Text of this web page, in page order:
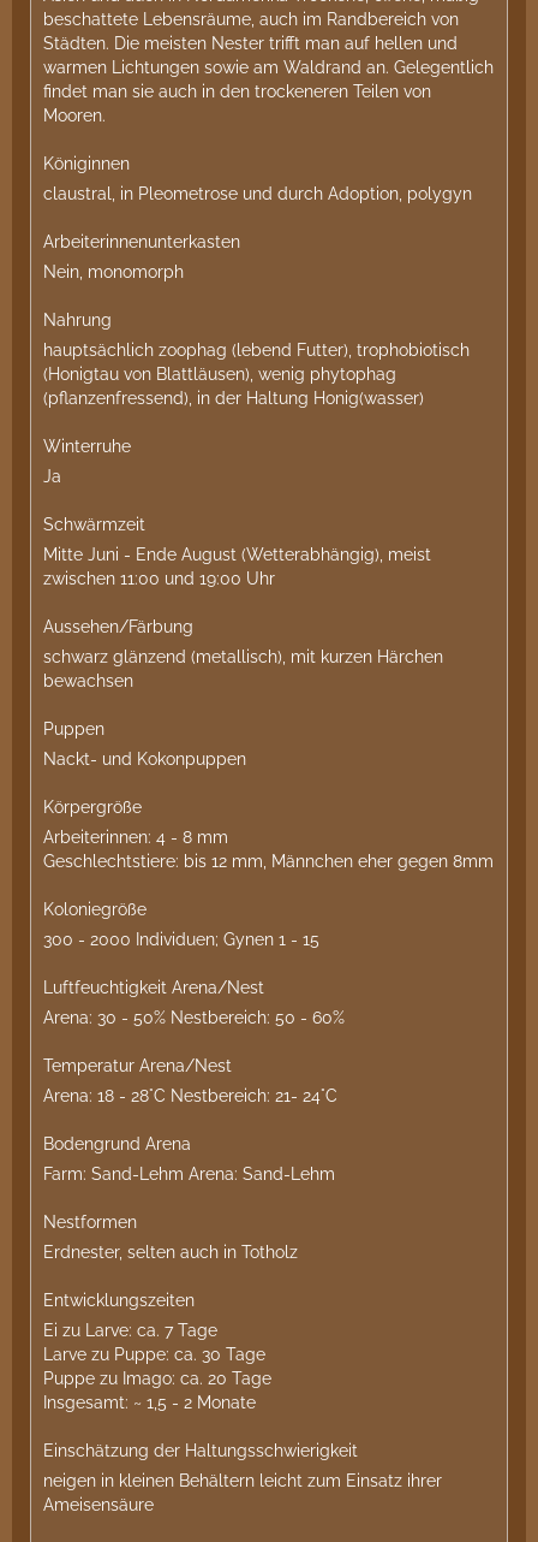
beschattete Lebensräume, auch im Randbereich von
Städten. Die meisten Nester trifft man auf hellen und
warmen Lichtungen sowie am Waldrand an. Gelegentlich
findet man sie auch in den trockeneren Teilen von
Mooren.
Königinnen
claustral, in Pleometrose und durch Adoption, polygyn
Arbeiterinnenunterkasten
Nein, monomorph
Nahrung
hauptsächlich zoophag (lebend Futter), trophobiotisch
(Honigtau von Blattläusen), wenig phytophag
(pflanzenfressend), in der Haltung Honig(wasser)
Winterruhe
Ja
Schwärmzeit
Mitte Juni - Ende August (Wetterabhängig), meist
zwischen 11:00 und 19:00 Uhr
Aussehen/Färbung
schwarz glänzend (metallisch), mit kurzen Härchen
bewachsen
Puppen
Nackt- und Kokonpuppen
Körpergröße
Arbeiterinnen: 4 - 8 mm
Geschlechtstiere: bis 12 mm, Männchen eher gegen 8mm
Koloniegröße
300 - 2000 Individuen; Gynen 1 - 15
Luftfeuchtigkeit Arena/Nest
Arena: 30 - 50% Nestbereich: 50 - 60%
Temperatur Arena/Nest
Arena: 18 - 28°C Nestbereich: 21- 24°C
Bodengrund Arena
Farm: Sand-Lehm Arena: Sand-Lehm
Nestformen
Erdnester, selten auch in Totholz
Entwicklungszeiten
Ei zu Larve: ca. 7 Tage
Larve zu Puppe: ca. 30 Tage
Puppe zu Imago: ca. 20 Tage
Insgesamt: ~ 1,5 - 2 Monate
Einschätzung der Haltungsschwierigkeit
neigen in kleinen Behältern leicht zum Einsatz ihrer
Ameisensäure